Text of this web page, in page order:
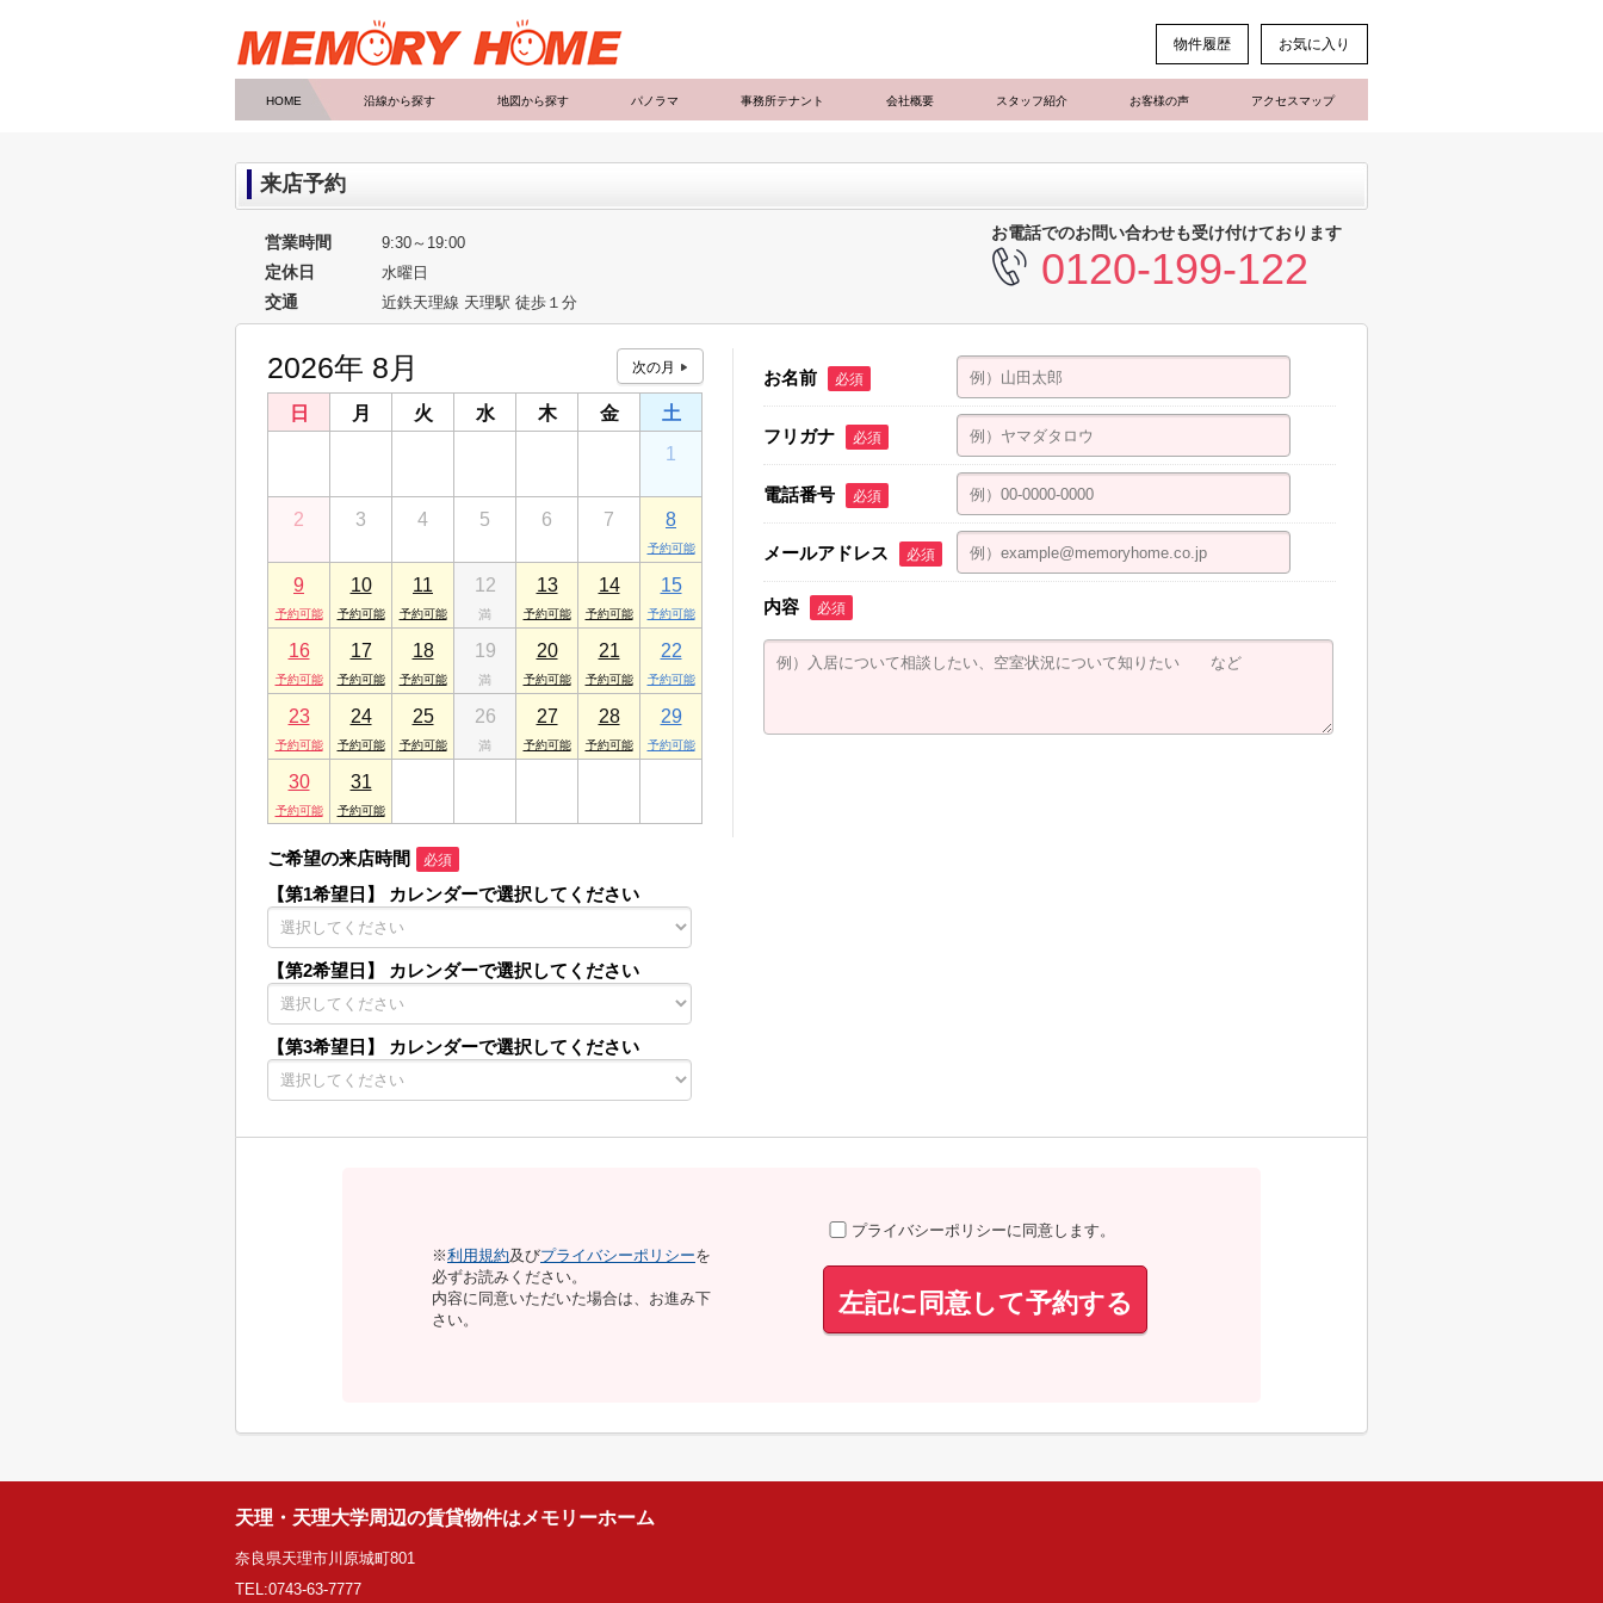
物件履歴 お気に入り
HOME 沿線から探す 地図から探す パノラマ 事務所テナント 会社概要 スタッフ紹介 お客様の声 アクセスマップ
来店予約
営業時間 9:30～19:00
定休日 水曜日
交通 近鉄天理線 天理駅 徒歩１分
お電話でのお問い合わせも受け付けております
0120-199-122
2026年 8月
日 月 火 水 木 金
土
1
2 3 4 5 6 7 8
9 10 11 12 13 14 15
16 17 18 19 20 21 22
23 24 25 26 27 28 29
30 31
ご希望の来店時間 必須
【第1希望日】 カレンダーで選択してください
【第2希望日】 カレンダーで選択してください
【第3希望日】 カレンダーで選択してください
お名前 必須
フリガナ 必須
電話番号 必須
メールアドレス 必須
内容 必須
※利用規約及びプライバシーポリシーを
必ずお読みください。
内容に同意いただいた場合は、お進み下
さい。
プライバシーポリシーに同意します。
左記に同意して予約する
天理・天理大学周辺の賃貸物件はメモリーホーム
奈良県天理市川原城町801
TEL:0743-63-7777